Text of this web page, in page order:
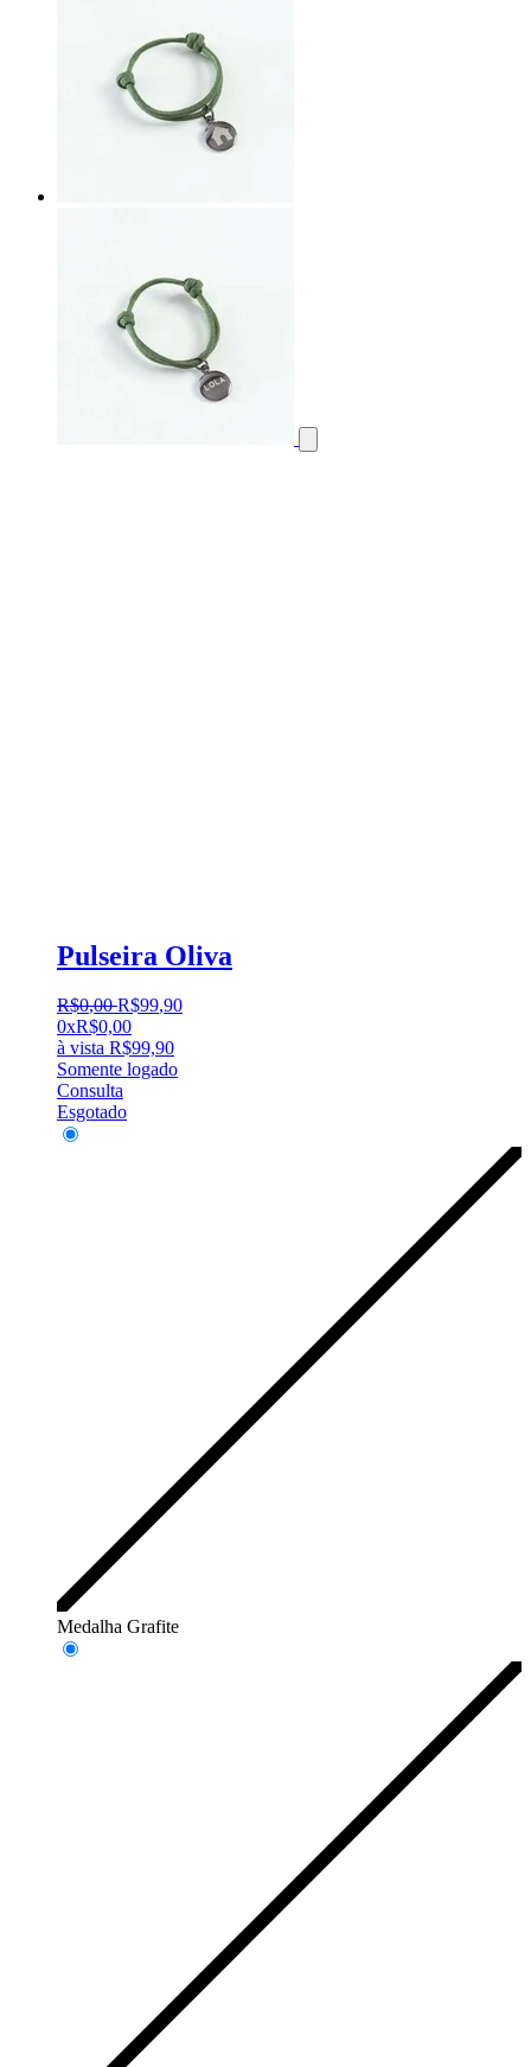
Pulseira Oliva
R$0,00 R$99,90
0xR$0,00
à vista R$99,90
Somente logado
Consulta
Esgotado
Medalha Grafite